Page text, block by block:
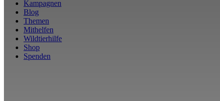
Kampagnen
Blog
Themen
Mithelfen
Wildtierhilfe
Shop
Spenden